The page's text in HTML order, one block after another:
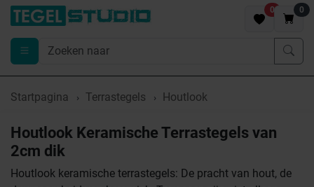
0 0
Startpagina Terrastegels Houtlook
Houtlook Keramische Terrastegels van
2cm dik
Houtlook keramische terrastegels: De pracht van hout, de